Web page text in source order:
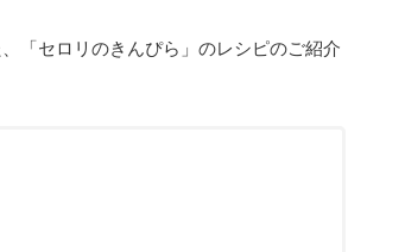
、「セロリのきんぴら」のレシピのご紹介